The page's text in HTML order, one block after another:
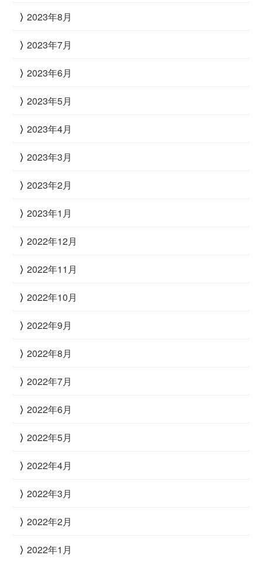
2023年8月
2023年7月
2023年6月
2023年5月
2023年4月
2023年3月
2023年2月
2023年1月
2022年12月
2022年11月
2022年10月
2022年9月
2022年8月
2022年7月
2022年6月
2022年5月
2022年4月
2022年3月
2022年2月
2022年1月